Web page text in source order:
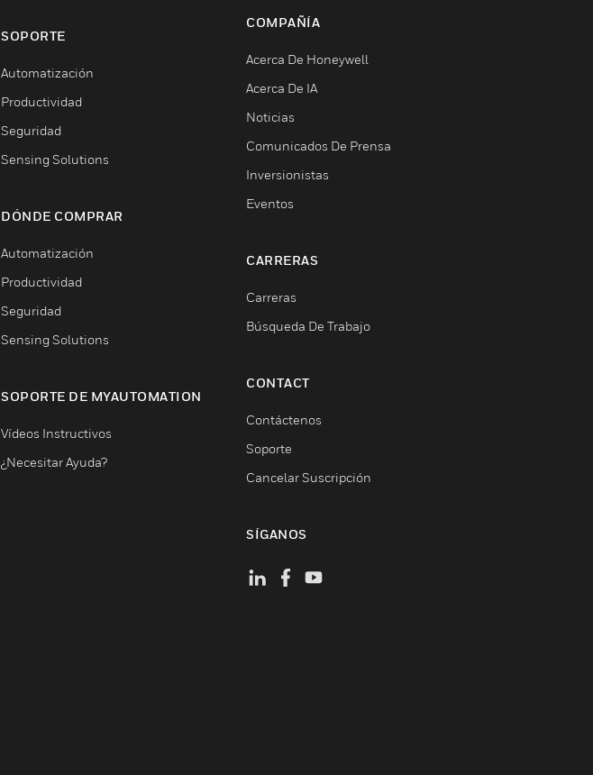
SOPORTE
Automatización
Productividad
Seguridad
Sensing Solutions
DÓNDE COMPRAR
Automatización
Productividad
Seguridad
Sensing Solutions
SOPORTE DE MYAUTOMATION
Vídeos Instructivos
¿Necesitar Ayuda?
COMPAÑÍA
Acerca De Honeywell
Acerca De IA
Noticias
Comunicados De Prensa
Inversionistas
Eventos
CARRERAS
Carreras
Búsqueda De Trabajo
CONTACT
Contáctenos
Soporte
Cancelar Suscripción
SÍGANOS